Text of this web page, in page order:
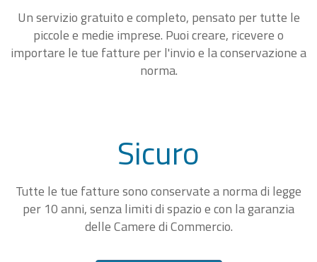
Un servizio gratuito e completo, pensato per tutte le
piccole e medie imprese. Puoi creare, ricevere o
importare le tue fatture per l'invio e la conservazione a
norma.
Sicuro
Tutte le tue fatture sono conservate a norma di legge
per 10 anni, senza limiti di spazio e con la garanzia
delle Camere di Commercio.